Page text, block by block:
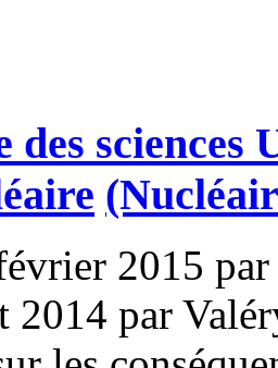
des
2015 par
par